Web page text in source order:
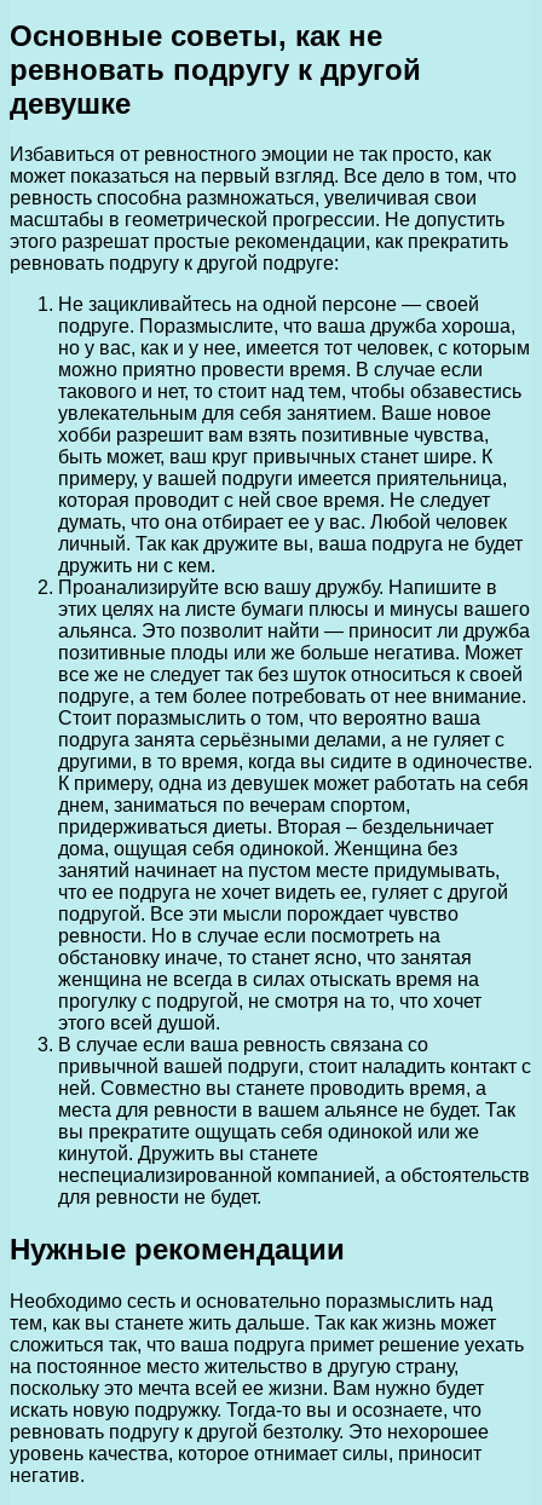
Основные советы, как не
ревновать подругу к другой
девушке
Избавиться от ревностного эмоции не так просто, как
может показаться на первый взгляд. Все дело в том, что
ревность способна размножаться, увеличивая свои
масштабы в геометрической прогрессии. Не допустить
этого разрешат простые рекомендации, как прекратить
ревновать подругу к другой подруге:
Не зацикливайтесь на одной персоне — своей
подруге. Поразмыслите, что ваша дружба хороша,
но у вас, как и у нее, имеется тот человек, с которым
можно приятно провести время. В случае если
такового и нет, то стоит над тем, чтобы обзавестись
увлекательным для себя занятием. Ваше новое
хобби разрешит вам взять позитивные чувства,
быть может, ваш круг привычных станет шире. К
примеру, у вашей подруги имеется приятельница,
которая проводит с ней свое время. Не следует
думать, что она отбирает ее у вас. Любой человек
личный. Так как дружите вы, ваша подруга не будет
дружить ни с кем.
Проанализируйте всю вашу дружбу. Напишите в
этих целях на листе бумаги плюсы и минусы вашего
альянса. Это позволит найти — приносит ли дружба
позитивные плоды или же больше негатива. Может
все же не следует так без шуток относиться к своей
подруге, а тем более потребовать от нее внимание.
Стоит поразмыслить о том, что вероятно ваша
подруга занята серьёзными делами, а не гуляет с
другими, в то время, когда вы сидите в одиночестве.
К примеру, одна из девушек может работать на себя
днем, заниматься по вечерам спортом,
придерживаться диеты. Вторая – бездельничает
дома, ощущая себя одинокой. Женщина без
занятий начинает на пустом месте придумывать,
что ее подруга не хочет видеть ее, гуляет с другой
подругой. Все эти мысли порождает чувство
ревности. Но в случае если посмотреть на
обстановку иначе, то станет ясно, что занятая
женщина не всегда в силах отыскать время на
прогулку с подругой, не смотря на то, что хочет
этого всей душой.
В случае если ваша ревность связана со
привычной вашей подруги, стоит наладить контакт с
ней. Совместно вы станете проводить время, а
места для ревности в вашем альянсе не будет. Так
вы прекратите ощущать себя одинокой или же
кинутой. Дружить вы станете
неспециализированной компанией, а обстоятельств
для ревности не будет.
Нужные рекомендации
Необходимо сесть и основательно поразмыслить над
тем, как вы станете жить дальше. Так как жизнь может
сложиться так, что ваша подруга примет решение уехать
на постоянное место жительство в другую страну,
поскольку это мечта всей ее жизни. Вам нужно будет
искать новую подружку. Тогда-то вы и осознаете, что
ревновать подругу к другой безтолку. Это нехорошее
уровень качества, которое отнимает силы, приносит
негатив.